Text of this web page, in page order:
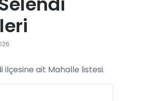
ilçesine ait Mahalle listesi.